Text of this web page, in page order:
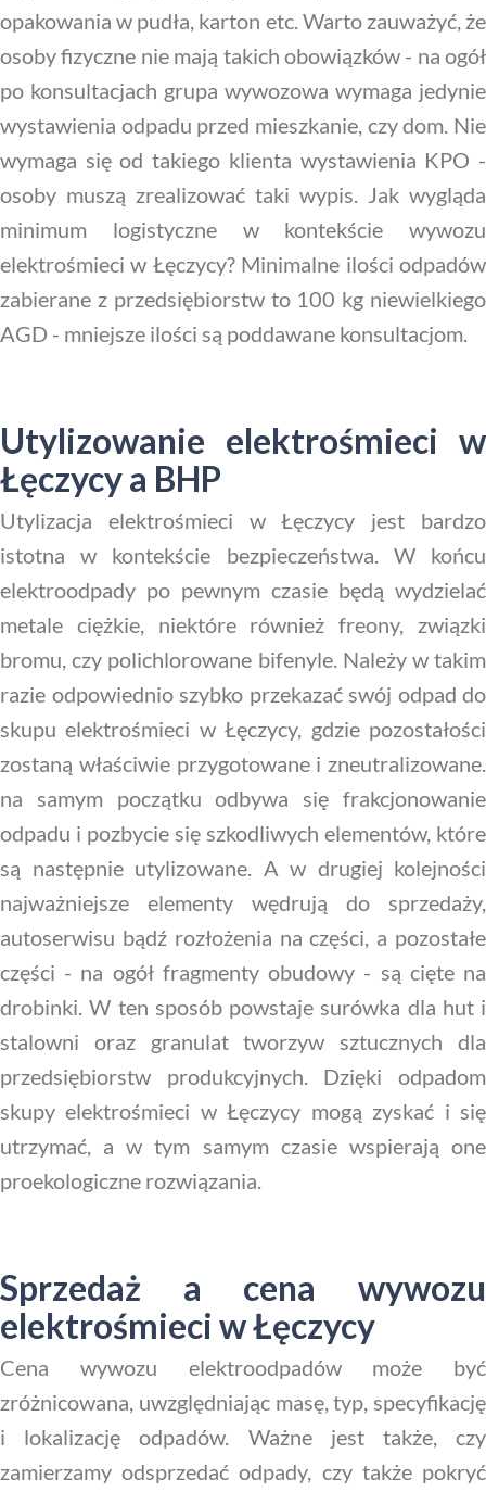
opakowania w pudła, karton etc. Warto zauważyć, że
osoby fizyczne nie mają takich obowiązków - na ogół
po konsultacjach grupa wywozowa wymaga jedynie
wystawienia odpadu przed mieszkanie, czy dom. Nie
wymaga się od takiego klienta wystawienia KPO -
osoby muszą zrealizować taki wypis. Jak wygląda
minimum logistyczne w kontekście wywozu
elektrośmieci w Łęczycy? Minimalne ilości odpadów
zabierane z przedsiębiorstw to 100 kg niewielkiego
AGD - mniejsze ilości są poddawane konsultacjom.
Utylizowanie elektrośmieci w
Łęczycy a BHP
Utylizacja elektrośmieci w Łęczycy jest bardzo
istotna w kontekście bezpieczeństwa. W końcu
elektroodpady po pewnym czasie będą wydzielać
metale ciężkie, niektóre również freony, związki
bromu, czy polichlorowane bifenyle. Należy w takim
razie odpowiednio szybko przekazać swój odpad do
skupu elektrośmieci w Łęczycy, gdzie pozostałości
zostaną właściwie przygotowane i zneutralizowane.
na samym początku odbywa się frakcjonowanie
odpadu i pozbycie się szkodliwych elementów, które
są następnie utylizowane. A w drugiej kolejności
najważniejsze elementy wędrują do sprzedaży,
autoserwisu bądź rozłożenia na części, a pozostałe
części - na ogół fragmenty obudowy - są cięte na
drobinki. W ten sposób powstaje surówka dla hut i
stalowni oraz granulat tworzyw sztucznych dla
przedsiębiorstw produkcyjnych. Dzięki odpadom
skupy elektrośmieci w Łęczycy mogą zyskać i się
utrzymać, a w tym samym czasie wspierają one
proekologiczne rozwiązania.
Sprzedaż a cena wywozu
elektrośmieci w Łęczycy
Cena wywozu elektroodpadów może być
zróżnicowana, uwzględniając masę, typ, specyfikację
i lokalizację odpadów. Ważne jest także, czy
zamierzamy odsprzedać odpady, czy także pokryć